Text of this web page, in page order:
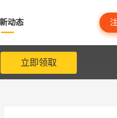
动态
立即领取